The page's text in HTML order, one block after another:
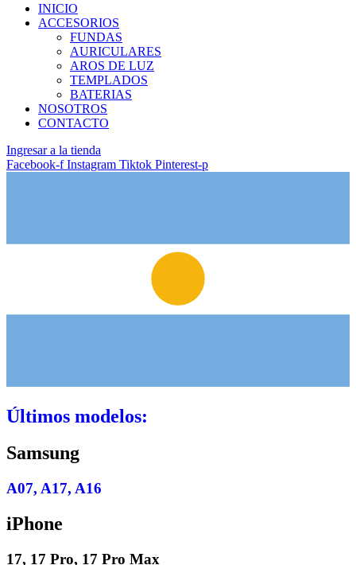
INICIO
ACCESORIOS
FUNDAS
AURICULARES
AROS DE LUZ
TEMPLADOS
BATERIAS
NOSOTROS
CONTACTO
Ingresar a la tienda
Facebook-f Instagram Tiktok Pinterest-p
Últimos modelos:
Samsung
A07, A17, A16
iPhone
17, 17 Pro, 17 Pro Max